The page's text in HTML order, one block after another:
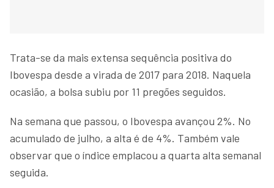
Trata-se da mais extensa sequência positiva do
Ibovespa desde a virada de 2017 para 2018. Naquela
ocasião, a bolsa subiu por 11 pregões seguidos.
Na semana que passou, o Ibovespa avançou 2%. No
acumulado de julho, a alta é de 4%. Também vale
observar que o índice emplacou a quarta alta semanal
seguida.